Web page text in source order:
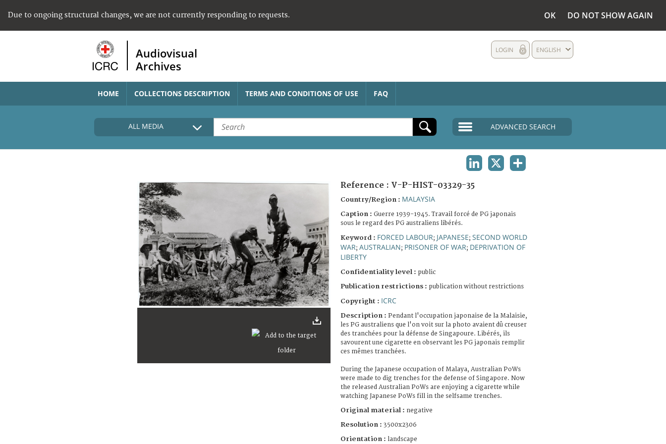
Due to ongoing structural changes, we are not currently responding to requests. OK DO NOT SHOW AGAIN
Audiovisual
Archives
ENGLISH
LOGIN
HOME COLLECTIONS DESCRIPTION TERMS AND CONDITIONS OF USE FAQ
ALL MEDIA ADVANCED SEARCH
Reference : V-P-HIST-03329-35
Country/Region : MALAYSIA
Caption : Guerre 1939-1945. Travail forcé de PG japonais
sous le regard des PG australiens libérés.
Keyword : FORCED LABOUR; JAPANESE; SECOND WORLD
WAR; AUSTRALIAN; PRISONER OF WAR; DEPRIVATION OF
LIBERTY
Confidentiality level : public
Publication restrictions : publication without restrictions
Copyright : ICRC
Description : Pendant l'occupation japonaise de la Malaisie,
les PG australiens que l'on voit sur la photo avaient dû creuser
des tranchées pour la défense de Singapoure. Libérés, ils
savourent une cigarette en observant les PG japonais remplir
ces mêmes tranchées.
During the Japanese occupation of Malaya, Australian PoWs
were made to dig trenches for the defense of Singapore. Now
the released Australian PoWs are enjoying a cigarette while
watching Japanese PoWs fill in the selfsame trenches.
Original material : negative
Resolution : 3500x2306
Orientation : landscape